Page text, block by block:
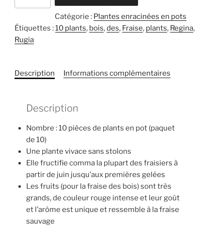
des
bois
plants
Catégorie : Plantes enracinées en pots
Étiquettes :10 plants, bois,des, Fraise, plants, Regina,
Rugia
Description Informations complémentaires
Description
Nombre : 10 pièces de plants en pot (paquet
de 10)
Une plante vivace sans stolons
Elle fructifie comma la plupart des fraisiers à
partir de juin jusqu’aux premières gelées
Les fruits (pour la fraise des bois) sont très
grands, de couleur rouge intense et leur goût
et l’arôme est unique et ressemble à la fraise
sauvage